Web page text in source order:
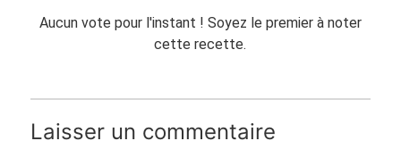
Aucun vote pour l'instant ! Soyez le premier à noter
cette recette.
Laisser un commentaire